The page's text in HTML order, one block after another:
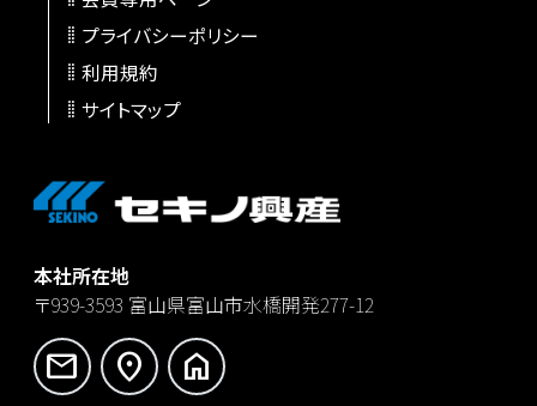
本社所在地
〒939-3593 富山県富山市水橋開発277-12
mail location_on home
プライバシーポリシー
利用規約
サイトマップ